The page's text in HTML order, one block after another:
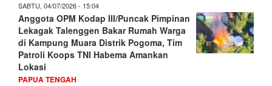
SABTU, 04/07/2026 - 15:04
Anggota OPM Kodap III/Puncak Pimpinan
Lekagak Talenggen Bakar Rumah Warga
di Kampung Muara Distrik Pogoma, Tim
Patroli Koops TNI Habema Amankan
Lokasi
PAPUA TENGAH